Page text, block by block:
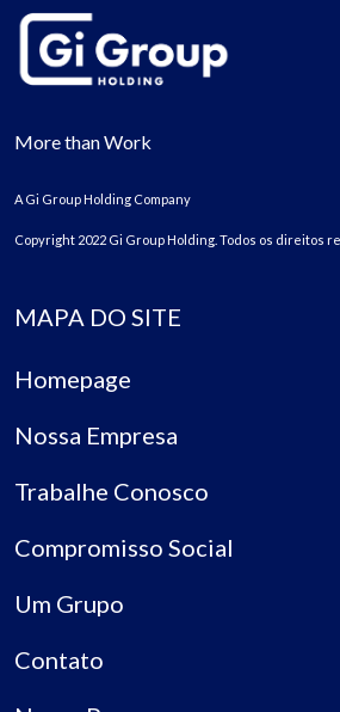
More than Work
A Gi Group Holding Company
Copyright 2022 Gi Group Holding. Todos os direitos
MAPA DO SITE
Homepage
Nossa Empresa
Trabalhe Conosco
Compromisso Social
Um Grupo
Contato